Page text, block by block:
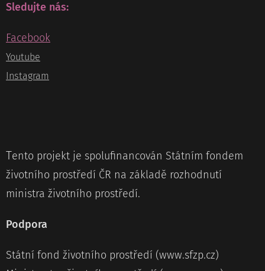
Sledujte nás:
Facebook
Youtube
Instagram
Tento projekt je spolufinancován Státním fondem
životního prostředí ČR na základě rozhodnutí
ministra životního prostředí.
Podpora
Státní fond životního prostředí (www.sfzp.cz)